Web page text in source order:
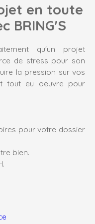
en toute
BRING'S
qu'un projet
de stress pour son
la pression sur vos
tout eu oeuvre pour
pour votre dossier
bien.